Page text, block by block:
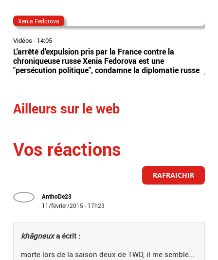
Xenia Fedorova
Vidéos - 14:05
L'arrêté d'expulsion pris par la France contre la
chroniqueuse russe Xenia Fedorova est une
"persécution politique", condamne la diplomatie russe
Ailleurs sur le web
Vos réactions
RAFRAICHIR
AnthoDe23
11/février/2015 - 17h23
khâgneuxa écrit :
morte lors de la saison deux de TWD, il me semble...